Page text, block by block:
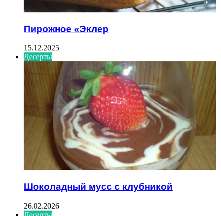
Пирожное «Эклер
15.12.2025
Десерты
Шоколадный мусс с клубникой
26.02.2026